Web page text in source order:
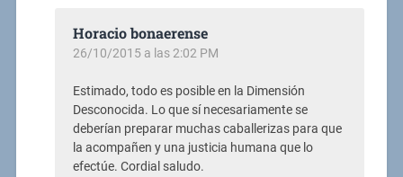
Horacio bonaerense
26/10/2015 a las 2:02 PM
Estimado, todo es posible en la Dimensión
Desconocida. Lo que sí necesariamente se
deberían preparar muchas caballerizas para que
la acompañen y una justicia humana que lo
efectúe. Cordial saludo.